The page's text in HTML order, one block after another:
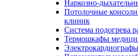
Наркозно-
Потолочные
клиник
Система подогрева
Термошкафы
Электрокардиографы